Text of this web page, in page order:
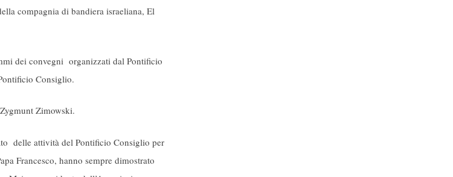
compagnia di bandiera israeliana, El
dei convegni organizzati dal Pontificio
Consiglio.
Zimowski.
delle attività del Pontificio Consiglio per
Francesco, hanno sempre dimostrato